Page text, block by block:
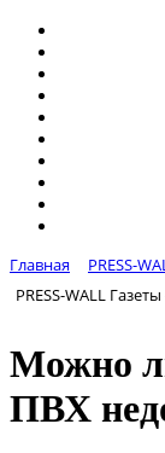
Главная
PRESS-
PRESS-WALL
Можно
ПВХ